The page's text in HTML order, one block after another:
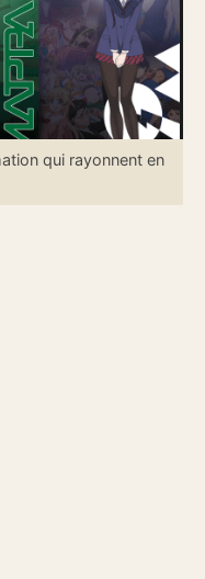
qui rayonnent en